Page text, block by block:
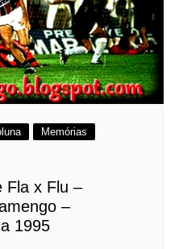
Memórias
Fla x Flu –
–
1995